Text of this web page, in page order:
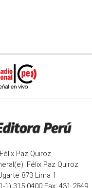
Paz Quiroz
Félix Paz Quiroz
873 Lima 1
1) 315 0400 Fax: 431 2849